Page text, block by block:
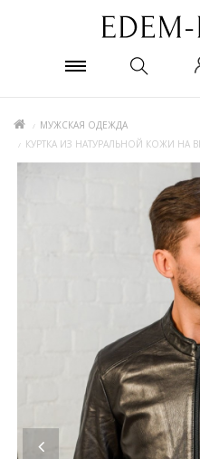
МУЖСКАЯ ОДЕЖДА
КУРТКА ИЗ НАТУРАЛЬНОЙ КОЖИ НА